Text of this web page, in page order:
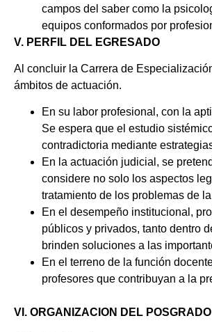
campos del saber como la
equipos conformados por
V. PERFIL DEL EGRESADO
Al concluir la Carrera de
ámbitos de actuación.
En su labor profesional, con la
Se espera que el estudio
contradictoria mediante
En la actuación judicial, se
considere no solo los aspectos
tratamiento de los problemas de
En el desempeño institucional,
públicos y privados, tanto dentro
brinden soluciones a las
En el terreno de la función
profesores que contribuyan a la
VI. ORGANIZACION DEL POSGRADO